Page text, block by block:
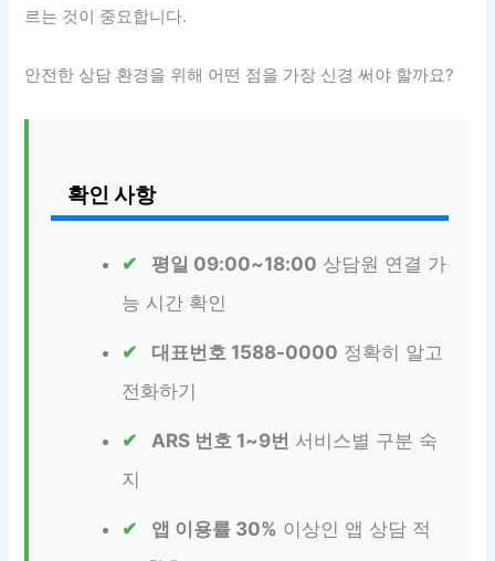
르는 것이 중요합니다.
안전한 상담 환경을 위해 어떤 점을 가장 신경 써야 할까요?
확인 사항
평일 09:00~18:00 상담원 연결 가
능 시간 확인
대표번호 1588-0000 정확히 알고
전화하기
ARS 번호 1~9번 서비스별 구분 숙
지
앱 이용률 30% 이상인 앱 상담 적